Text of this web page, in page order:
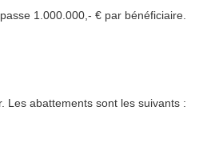
1.000.000,- € par bénéficiaire.
Les abattements sont les suivants :